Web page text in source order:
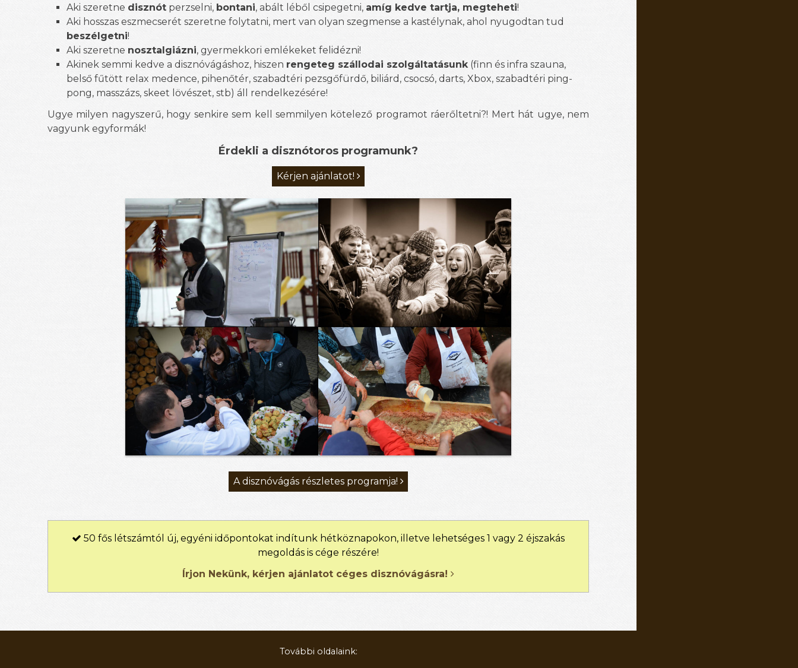
Aki szeretne disznót perzselni, bontani, abált léből csipegetni, amíg kedve tartja, megteheti!
Aki hosszas eszmecserét szeretne folytatni, mert van olyan szegmense a kastélynak, ahol nyugodtan tud
beszélgetni!
Aki szeretne nosztalgiázni, gyermekkori emlékeket felidézni!
Akinek semmi kedve a disznóvágáshoz, hiszen rengeteg szállodai szolgáltatásunk(finn és infra szauna,
belső fűtött relax medence, pihenőtér, szabadtéri pezsgőfürdő, biliárd, csocsó, darts, Xbox, szabadtéri ping-
pong, masszázs, skeet lövészet, stb) áll rendelkezésére!
Ugye milyen nagyszerű, hogy senkire sem kell semmilyen kötelező programot ráerőltetni?! Mert hát ugye, nem
vagyunk egyformák!
Érdekli a disznótoros programunk?
Kérjen ajánlatot! 
A disznóvágás részletes programja! 
 50 fős létszámtól új, egyéni időpontokat indítunk hétköznapokon, illetve lehetséges 1 vagy 2 éjszakás
megoldás is cége részére!
Írjon Nekünk, kérjen ajánlatot céges disznóvágásra! 
További oldalaink: